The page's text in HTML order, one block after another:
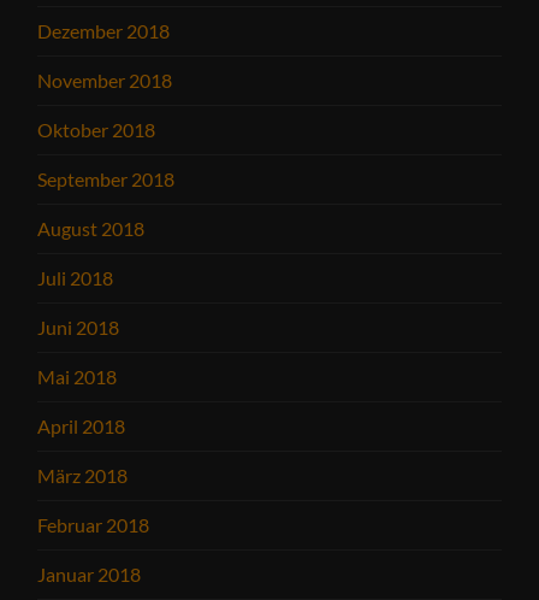
Dezember 2018
November 2018
Oktober 2018
September 2018
August 2018
Juli 2018
Juni 2018
Mai 2018
April 2018
März 2018
Februar 2018
Januar 2018